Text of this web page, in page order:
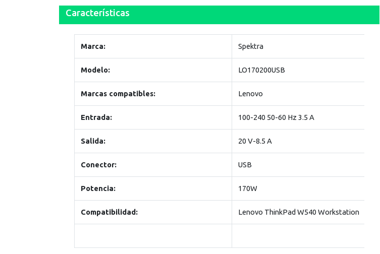
Características
Marca: Spektra
Modelo: LO170200USB
Marcas compatibles: Lenovo
Entrada: 100-240 50-60 Hz 3.5 A
Salida: 20 V-8.5 A
Conector: USB
Potencia: 170W
Compatibilidad: Lenovo ThinkPad W540 Workstation